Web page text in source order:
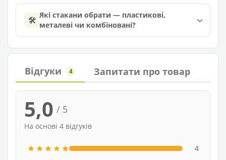
🛠️ Які стакани обрати — пластикові,
металеві чи комбіновані?
Відгуки 4 Запитати про товар
5,0 / 5
На основі 4 відгуків
4